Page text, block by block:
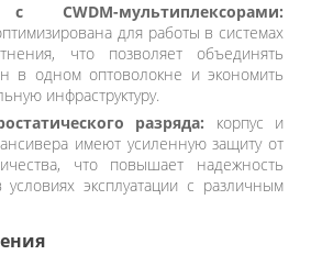
CWDM-мультиплексорами:
для работы в системах
что позволяет объединять
в одном оптоволокне и экономить
инфраструктуру.
разряда: корпус и
имеют усиленную защиту от
что повышает надежность
условиях эксплуатации с различным